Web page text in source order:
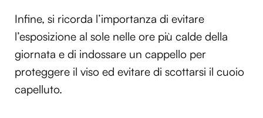
Infine, si ricorda l’importanza di evitare
l’esposizione al sole nelle ore più calde della
giornata e di indossare un cappello per
proteggere il viso ed evitare di scottarsi il cuoio
capelluto.